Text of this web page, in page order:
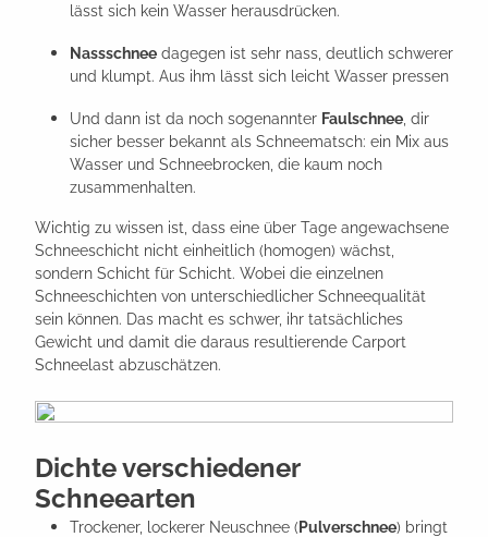
lässt sich kein Wasser herausdrücken.
Nassschnee dagegen ist sehr nass, deutlich schwerer
und klumpt. Aus ihm lässt sich leicht Wasser pressen
Und dann ist da noch sogenannter Faulschnee , dir
sicher besser bekannt als Schneematsch: ein Mix aus
Wasser und Schneebrocken, die kaum noch
zusammenhalten.
Wichtig zu wissen ist, dass eine über Tage angewachsene
Schneeschicht nicht einheitlich (homogen) wächst,
sondern Schicht für Schicht. Wobei die einzelnen
Schneeschichten von unterschiedlicher Schneequalität
sein können. Das macht es schwer, ihr tatsächliches
Gewicht und damit die daraus resultierende Carport
Schneelast abzuschätzen.
Dichte verschiedener
Schneearten
Trockener, lockerer Neuschnee ( Pulverschnee) bringt